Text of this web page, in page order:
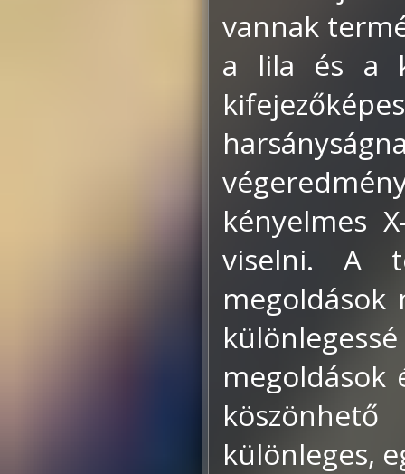
vannak
a lila és a
kényelmes
viselni. A
megoldások
megoldások
különleges,